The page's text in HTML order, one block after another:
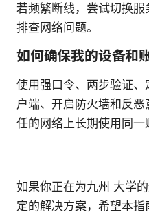
若频繁断线，尝试切换
排查网络问题。
如何确保我的设备和
使用强口令、两步验证
户端、开启防火墙和反
任的网络上长期使用同一
如果你正在为九州 大学
定的解决方案，希望本